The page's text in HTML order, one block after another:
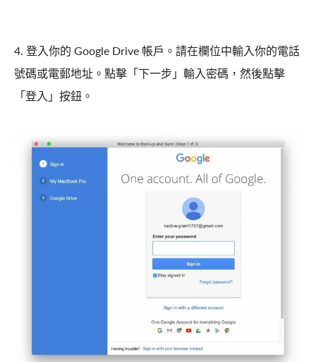
4. 登入你的 Google Drive 帳戶。請在欄位中輸入你的電話
號碼或電郵地址。點擊「下一步」輸入密碼，然後點擊
「登入」按鈕。